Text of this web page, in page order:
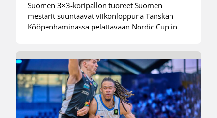
Suomen 3×3-koripallon tuoreet Suomen
mestarit suuntaavat viikonloppuna Tanskan
Kööpenhaminassa pelattavaan Nordic Cupiin.